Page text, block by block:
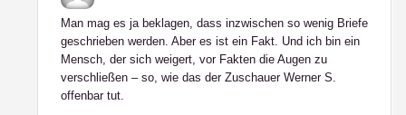
Man mag es ja beklagen, dass inzwischen so wenig Briefe
geschrieben werden. Aber es ist ein Fakt. Und ich bin ein
Mensch, der sich weigert, vor Fakten die Augen zu
verschließen – so, wie das der Zuschauer Werner S.
offenbar tut.